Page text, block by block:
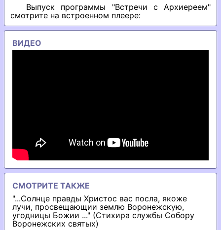
Выпуск программы "Встречи с Архиереем"
смотрите на встроенном плеере:
ВИДЕО
СМОТРИТЕ ТАКЖЕ
"...Солнце прaвды Христос вaс посла, якоже
лучи, просвещaющии зeмлю Воронежскую,
угодницы Божии ..." (Стихира службы Собору
Воронежских святых)